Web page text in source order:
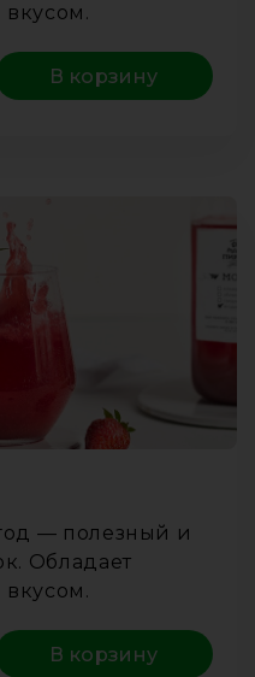
В корзину
— полезный и
Обладает
В корзину